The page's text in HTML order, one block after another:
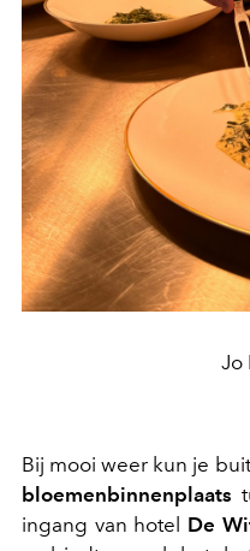
Jo
Bij mooi weer kun je
bloemenbinnenplaats
ingang van hotel De